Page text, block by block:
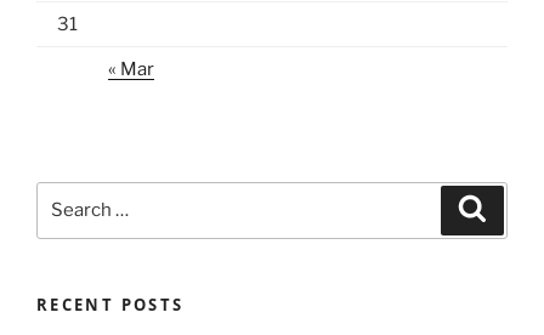
31
« Mar
RECENT POSTS